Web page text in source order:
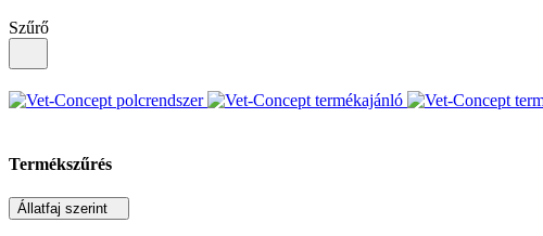
Szűrő
Termékszűrés
Állatfaj szerint